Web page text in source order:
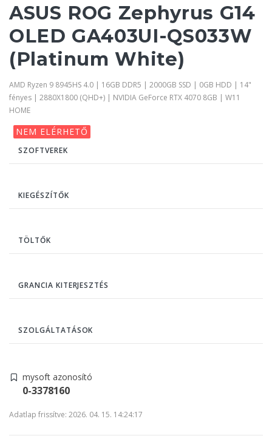
ASUS ROG Zephyrus G14
OLED GA403UI-QS033W
(Platinum White)
AMD Ryzen 9 8945HS 4.0 | 16GB DDR5 | 2000GB SSD | 0GB HDD | 14"
fényes | 2880X1800 (QHD+) | NVIDIA GeForce RTX 4070 8GB | W11
HOME
NEM ELÉRHETŐ
SZOFTVEREK
KIEGÉSZÍTŐK
TÖLTŐK
GRANCIA KITERJESZTÉS
SZOLGÁLTATÁSOK
mysoft azonosító
0-3378160
Adatlap frissítve: 2026. 04. 15. 14:24:17